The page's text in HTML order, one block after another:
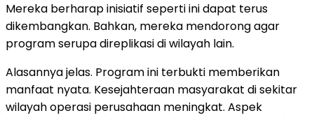
Mereka berharap inisiatif seperti ini dapat terus
dikembangkan. Bahkan, mereka mendorong agar
program serupa direplikasi di wilayah lain.
Alasannya jelas. Program ini terbukti memberikan
manfaat nyata. Kesejahteraan masyarakat di sekitar
wilayah operasi perusahaan meningkat. Aspek